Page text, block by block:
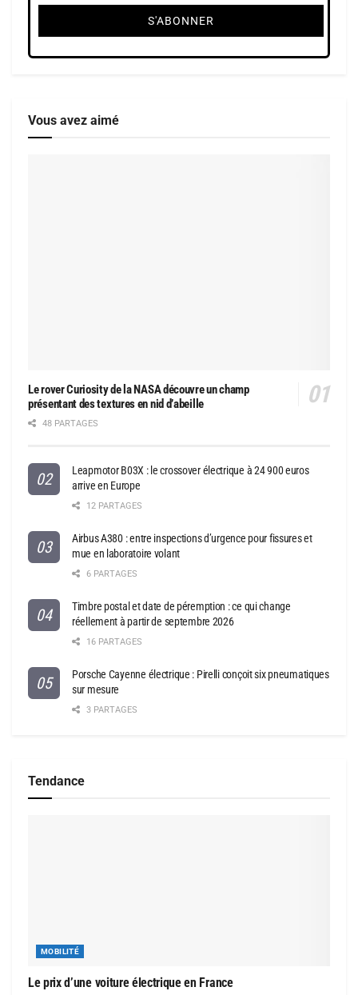
Vous avez aimé
Le rover Curiosity de la NASA découvre un champ
présentant des textures en nid d’abeille
48 PARTAGES
Leapmotor B03X : le crossover électrique à 24 900 euros
arrive en Europe
12 PARTAGES
Airbus A380 : entre inspections d’urgence pour fissures et
mue en laboratoire volant
6 PARTAGES
Timbre postal et date de péremption : ce qui change
réellement à partir de septembre 2026
16 PARTAGES
Porsche Cayenne électrique : Pirelli conçoit six pneumatiques
sur mesure
3 PARTAGES
Tendance
MOBILITÉ
Le prix d’une voiture électrique en France